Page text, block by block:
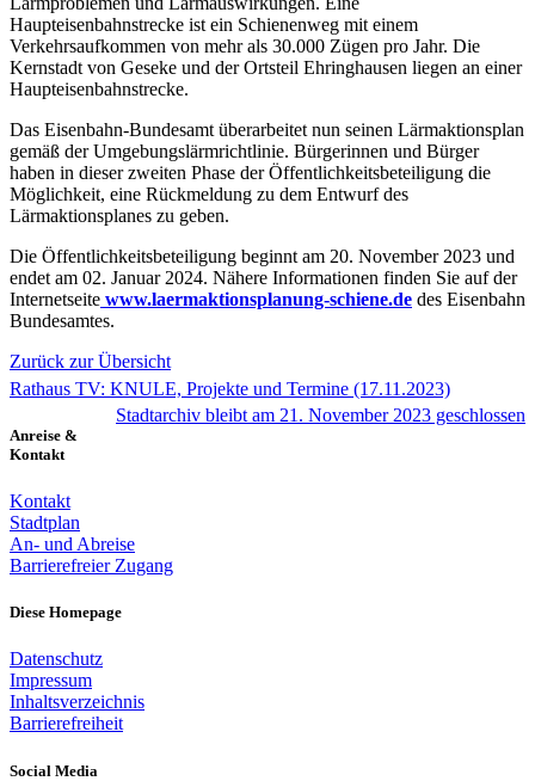
Haupteisenbahnstrecke ist ein Schienenweg mit einem
Verkehrsaufkommen von mehr als 30.000 Zügen pro Jahr. Die
Kernstadt von Geseke und der Ortsteil Ehringhausen liegen an einer
Haupteisenbahnstrecke.
Das Eisenbahn-Bundesamt überarbeitet nun seinen Lärmaktionsplan
gemäß der Umgebungslärmrichtlinie. Bürgerinnen und Bürger
haben in dieser zweiten Phase der Öffentlichkeitsbeteiligung die
Möglichkeit, eine Rückmeldung zu dem Entwurf des
Lärmaktionsplanes zu geben.
Die Öffentlichkeitsbeteiligung beginnt am 20. November 2023 und
endet am 02. Januar 2024. Nähere Informationen finden Sie auf der
Internetseite www.laermaktionsplanung-schiene.de des Eisenbahn
Bundesamtes.
Zurück zur Übersicht
Rathaus TV: KNULE, Projekte und Termine (17.11.2023)
Stadtarchiv bleibt am 21. November 2023 geschlossen
Anreise &
Kontakt
Kontakt
Stadtplan
An- und Abreise
Barrierefreier Zugang
Diese Homepage
Datenschutz
Impressum
Inhaltsverzeichnis
Barrierefreiheit
Social Media